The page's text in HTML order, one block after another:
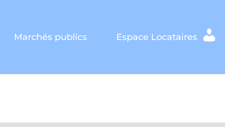
Marchés publics Espace Locataires